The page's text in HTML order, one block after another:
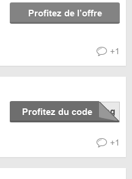
Profitez de l’offre
+1
Profitez du code
+1